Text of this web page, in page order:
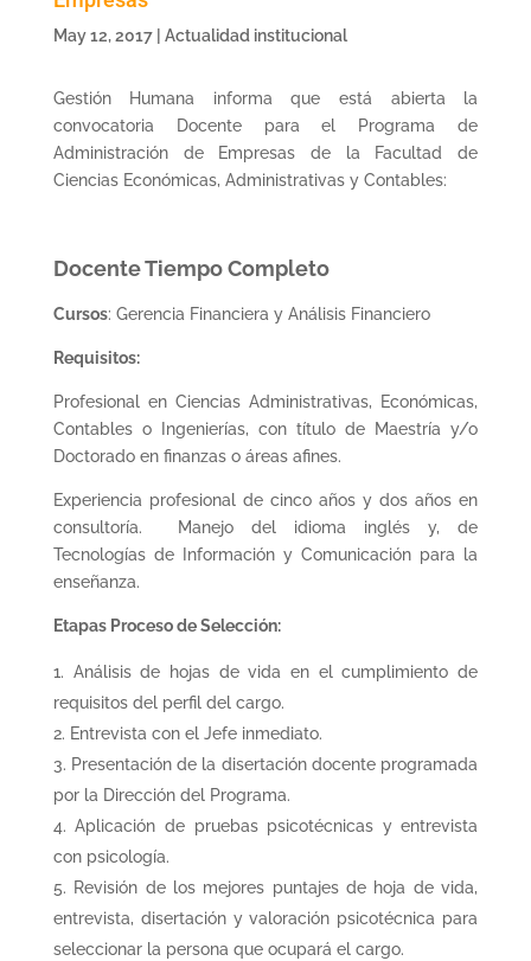
May 12, 2017| Actualidad institucional
Gestión Humana informa que está abierta la
convocatoria Docente para el Programa de
Administración de Empresas de la Facultad de
Ciencias Económicas, Administrativas y Contables:
Docente Tiempo Completo
Cursos: Gerencia Financiera y Análisis Financiero
Requisitos:
Profesional en Ciencias Administrativas, Económicas,
Contables o Ingenierías, con título de Maestría y/o
Doctorado en finanzas o áreas afines.
Experiencia profesional de cinco años y dos años en
consultoría. Manejo del idioma inglés y, de
Tecnologías de Información y Comunicación para la
enseñanza.
Etapas Proceso de Selección:
Análisis de hojas de vida en el cumplimiento de
requisitos del perfil del cargo.
Entrevista con el Jefe inmediato.
Presentación de la disertación docente programada
por la Dirección del Programa.
Aplicación de pruebas psicotécnicas y entrevista
con psicología.
Revisión de los mejores puntajes de hoja de vida,
entrevista, disertación y valoración psicotécnica para
seleccionar la persona que ocupará el cargo.